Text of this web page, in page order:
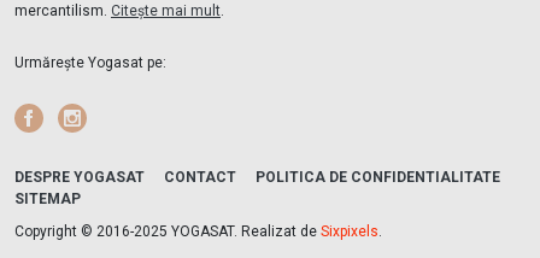
mercantilism. Citește mai mult
Urmărește Yogasat pe:
Facebook
DESPRE YOGASAT CONTACT
POLITICA DE CONFIDENTIALITATE
SITEMAP
Copyright © 2016-2025 YOGASAT. Realizat de Sixpixels